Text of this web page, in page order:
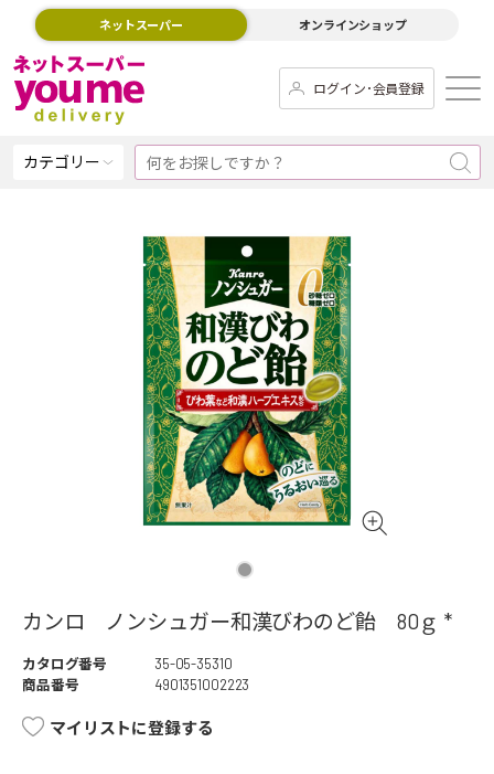
ネットスーパー オンラインショップ
ログイン･会員登録
カテゴリー
カンロ ノンシュガー和漢びわのど飴 80ｇ *
カタログ番号
35-05-35310
商品番号
4901351002223
マイリストに登録する